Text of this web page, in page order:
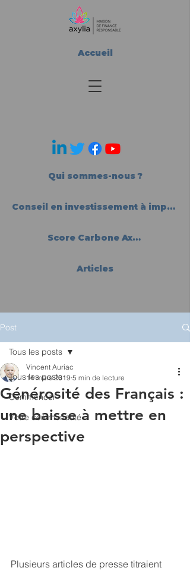
Accueil
Qui sommes-nous ?
Conseil en investissement à impact
Score Carbone Axylia®
Articles
Post
Tous les posts
Commencer
Votre communauté
Tous les posts
Générosité des Français :
une baisse à mettre en
perspective
Vincent Auriac
14 mars 2019 5 min de lecture
Plusieurs articles de presse titraient